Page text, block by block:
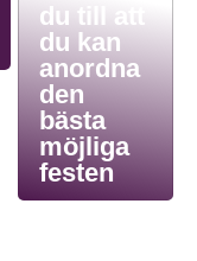
du till att
du kan
anordna
den
bästa
möjliga
festen